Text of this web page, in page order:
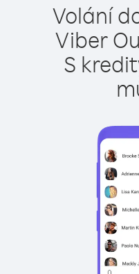
Volání
Viber
S